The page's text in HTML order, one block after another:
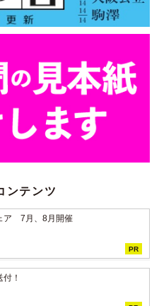
ンテンツ
ア 7月、8月開催
PR
！